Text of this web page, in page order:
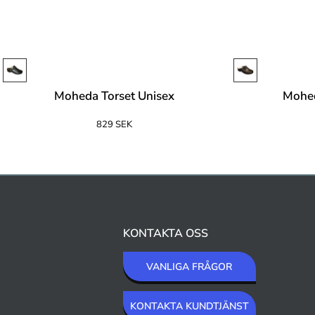
Moheda Torset Unisex
829 SEK
KONTAKTA OSS
VANLIGA FRÅGOR
KONTAKTA KUNDTJÄNST